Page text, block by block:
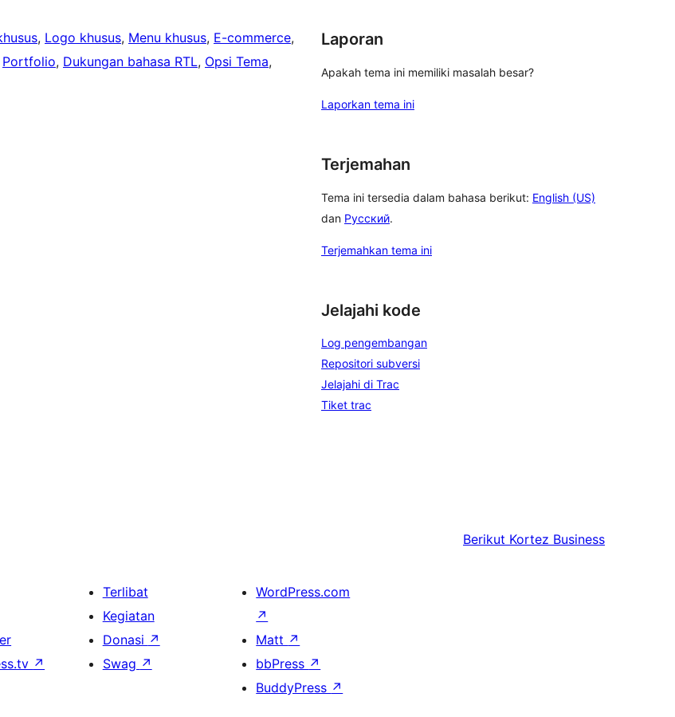
, Logo khusus, Menu khusus, E-commerce
Portfolio, Dukungan bahasa RTL, Opsi Tema
Laporan
Apakah tema ini memiliki masalah besar?
Laporkan tema ini
Terjemahan
Tema ini tersedia dalam bahasa berikut: English (US)
dan Русский.
Terjemahkan tema ini
Jelajahi kode
Log pengembangan
Repositori subversi
Jelajahi di Trac
Tiket trac
Berikut Kortez Business
↗
Terlibat
Kegiatan
Donasi ↗
Swag ↗
WordPress.com
↗
Matt ↗
bbPress ↗
BuddyPress ↗